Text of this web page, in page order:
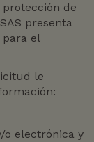
de
presenta
el
le
o electrónica y